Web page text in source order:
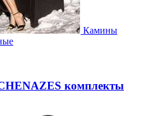
Камины
комплекты